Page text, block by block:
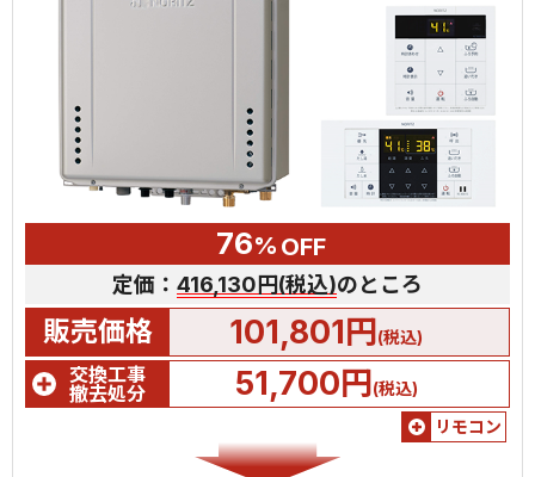
76% OFF
定価： 416,130円(税込)のところ
販売価格 101,801円(税込)
交換工事
撤去処分
51,700円(税込)
リモコン